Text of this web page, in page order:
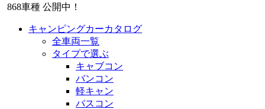
868車種 公開中！
キャンピングカーカタログ
全車両一覧
タイプで選ぶ
キャブコン
バンコン
軽キャン
バスコン